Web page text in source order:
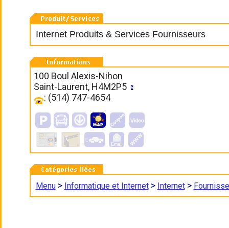
Internet Produits & Services Fournisseurs
100 Boul Alexis-Nihon
Saint-Laurent, H4M2P5
: (514) 747-4654
Menu> Informatique et Internet> Internet>